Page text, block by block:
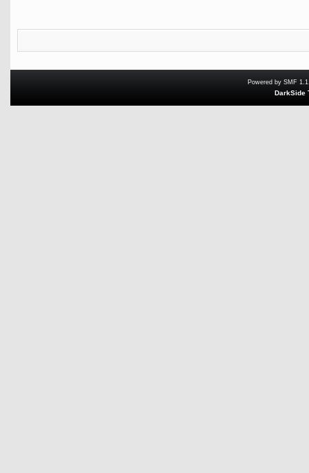
Powered by SMF
DarkSide